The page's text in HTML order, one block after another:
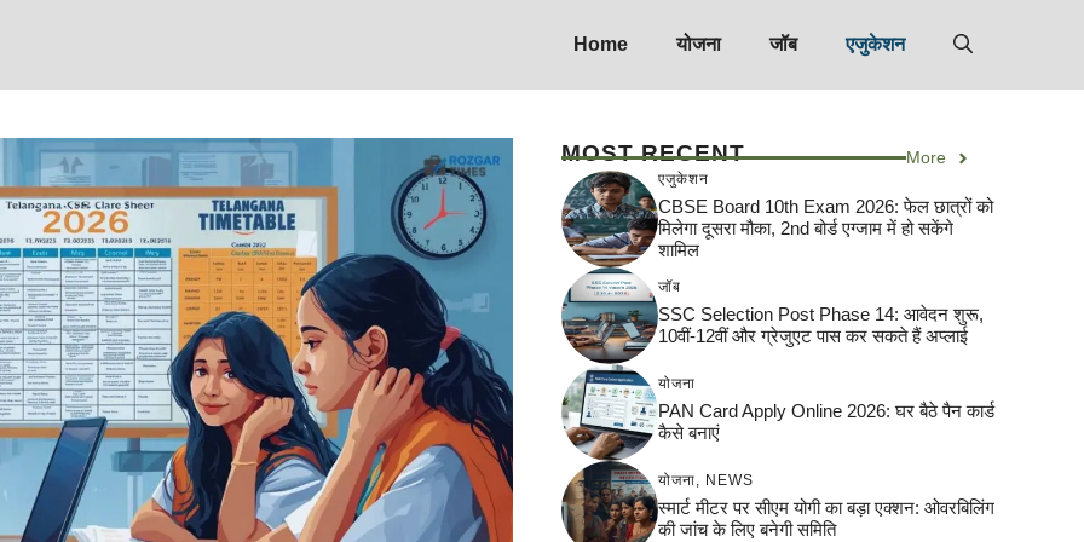
Home योजना जॉब एजुकेशन
MOST RECENT More
एजुकेशन
CBSE Board 10th Exam 2026: फेल छात्रों को
मिलेगा दूसरा मौका, 2nd बोर्ड एग्जाम में हो सकेंगे
शामिल
जॉब
SSC Selection Post Phase 14: आवेदन शुरू,
10वीं-12वीं और ग्रेजुएट पास कर सकते हैं अप्लाई
योजना
PAN Card Apply Online 2026: घर बैठे पैन कार्ड
कैसे बनाएं
योजना NEWS
स्मार्ट मीटर पर सीएम योगी का बड़ा एक्शन: ओवरबिलिंग
की जांच के लिए बनेगी समिति